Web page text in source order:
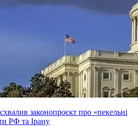
законопроєкт про «пекельні
РФ та Ірану